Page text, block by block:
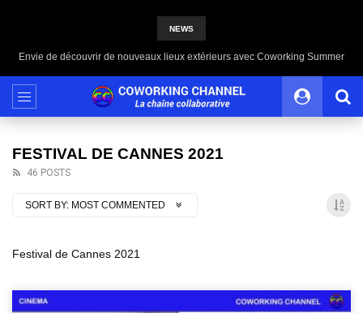
NEWS
Envie de découvrir de nouveaux lieux extérieurs avec Coworking Summer
FESTIVAL DE CANNES 2021
46 POSTS
SORT BY: MOST COMMENTED
Festival de Cannes 2021